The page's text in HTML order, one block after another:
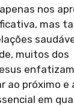
nos
mas
muitos dos
ao próximo e
em